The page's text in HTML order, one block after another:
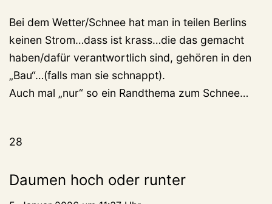
Bei dem Wetter/Schnee hat man in teilen Berlins
keinen Strom…dass ist krass…die das gemacht
haben/dafür verantwortlich sind, gehören in den
„Bau“…(falls man sie schnappt).
Auch mal „nur“ so ein Randthema zum Schnee…
28
Daumen hoch oder runter